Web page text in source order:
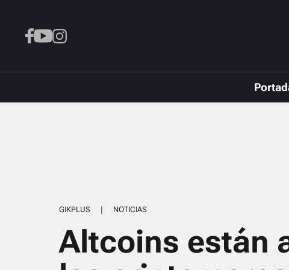
GIKPLUS | NOTICIAS
Altcoins están